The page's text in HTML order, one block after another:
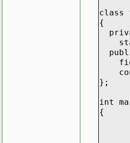
class
{
};
int
{